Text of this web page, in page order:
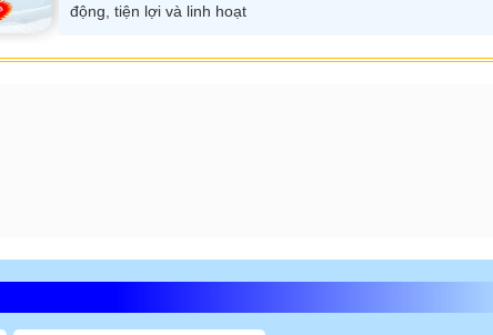
động, tiện lợi và linh hoạt